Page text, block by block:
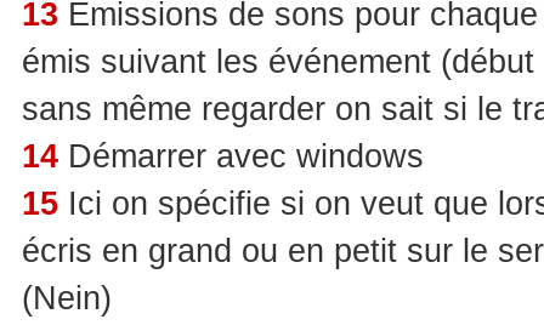
13 Emissions de sons pour
émis suivant les événement
sans même regarder on sait si le
14 Démarrer avec windows
15 Ici on spécifie si on veut que
écris en grand ou en petit sur le
(Nein)